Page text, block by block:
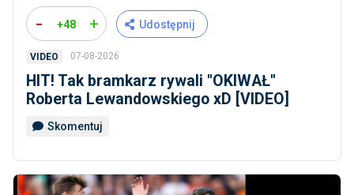
- +48 + Udostępnij
VIDEO 07-08-2026
HIT! Tak bramkarz rywali ''OKIWAŁ''
Roberta Lewandowskiego xD [VIDEO]
Skomentuj